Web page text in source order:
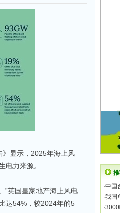
》显示，2025年海上风
电力来源。
”英国皇家地产海上风电
达54%，较2024年的5
·中国
·我国
·